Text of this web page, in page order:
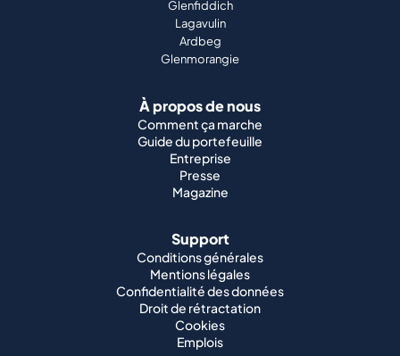
Glenfiddich
Lagavulin
Ardbeg
Glenmorangie
À propos de nous
Comment ça marche
Guide du portefeuille
Entreprise
Presse
Magazine
Support
Conditions générales
Mentions légales
Confidentialité des données
Droit de rétractation
Cookies
Emplois